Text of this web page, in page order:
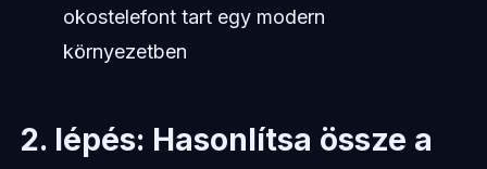
okostelefont tart egy modern
környezetben
2. lépés: Hasonlítsa össze a